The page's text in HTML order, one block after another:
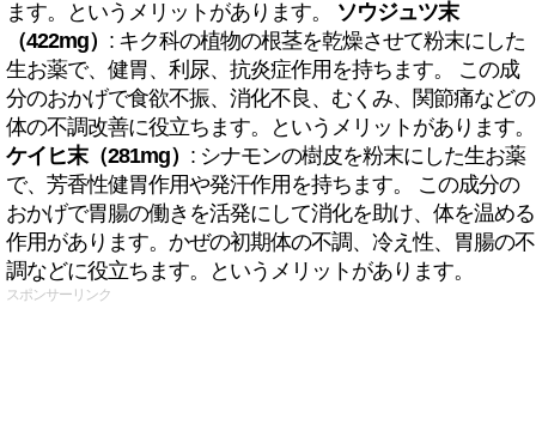
ます。というメリットがあります。 ソウジュツ末
（422mg） : キク科の植物の根茎を乾燥させて粉末にした
生お薬で、健胃、利尿、抗炎症作用を持ちます。 この成
分のおかげで食欲不振、消化不良、むくみ、関節痛などの
体の不調改善に役立ちます。というメリットがあります。
ケイヒ末（281mg） : シナモンの樹皮を粉末にした生お薬
で、芳香性健胃作用や発汗作用を持ちます。 この成分の
おかげで胃腸の働きを活発にして消化を助け、体を温める
作用があります。かぜの初期体の不調、冷え性、胃腸の不
調などに役立ちます。というメリットがあります。
スポンサーリンク